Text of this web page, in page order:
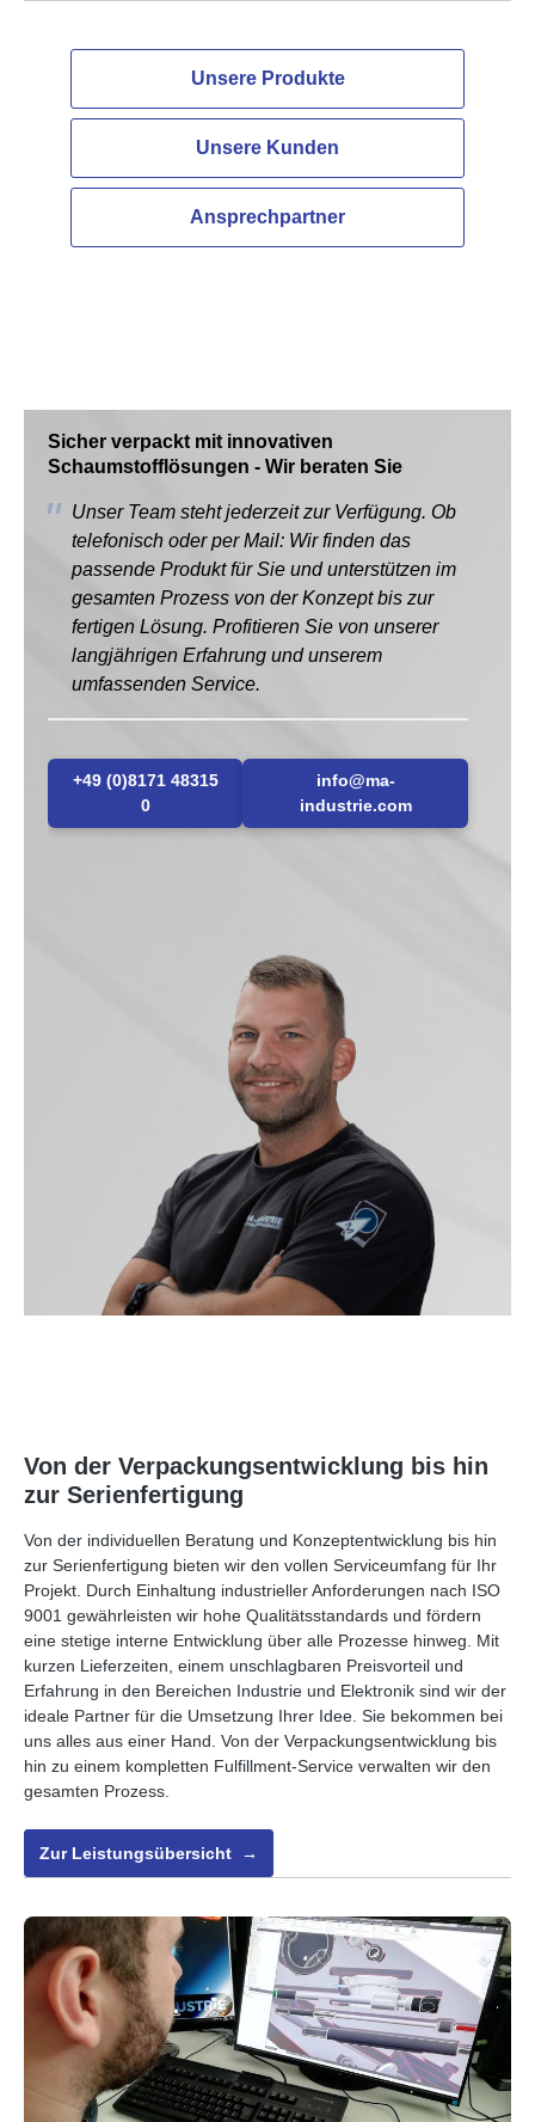
Unsere Produkte
Unsere Kunden
Ansprechpartner
Sicher verpackt mit innovativen
Schaumstofflösungen - Wir beraten Sie
Unser Team steht jederzeit zur Verfügung. Ob
telefonisch oder per Mail: Wir finden das
passende Produkt für Sie und unterstützen im
gesamten Prozess von der Konzept bis zur
fertigen Lösung. Profitieren Sie von unserer
langjährigen Erfahrung und unserem
umfassenden Service.
+49 (0)8171 48315
0
info@ma-
industrie.com
Von der Verpackungsentwicklung bis hin
zur Serienfertigung
Von der individuellen Beratung und Konzeptentwicklung bis hin
zur Serienfertigung bieten wir den vollen Serviceumfang für Ihr
Projekt. Durch Einhaltung industrieller Anforderungen nach ISO
9001 gewährleisten wir hohe Qualitätsstandards und fördern
eine stetige interne Entwicklung über alle Prozesse hinweg. Mit
kurzen Lieferzeiten, einem unschlagbaren Preisvorteil und
Erfahrung in den Bereichen Industrie und Elektronik sind wir der
ideale Partner für die Umsetzung Ihrer Idee. Sie bekommen bei
uns alles aus einer Hand. Von der Verpackungsentwicklung bis
hin zu einem kompletten Fulfillment-Service verwalten wir den
gesamten Prozess.
Zur Leistungsübersicht →